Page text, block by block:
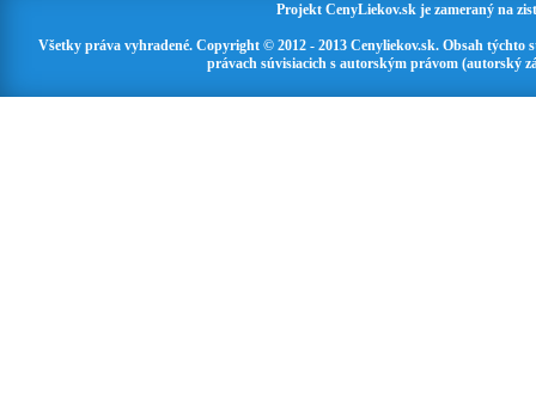
Projekt CenyLiekov.sk je zameraný na
Všetky práva vyhradené. Copyright © 2012 - 2013 Cenyliekov.sk. Obsah
právach súvisiacich s autorským právom (autorský